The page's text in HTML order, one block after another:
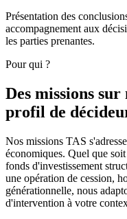
Présentation des
accompagnement aux
les parties prenantes.
Pour qui ?
Des missions
profil de
Nos missions TAS
économiques. Quel que
fonds d'investissement
une opération de cession,
générationnelle, nous
d'intervention à votre